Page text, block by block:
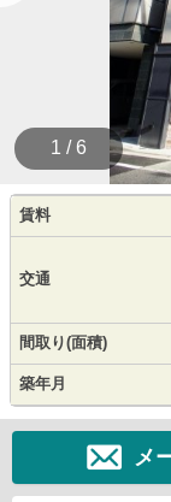
1 / 6
賃料
交通
間取り(面積)
築年月
メ